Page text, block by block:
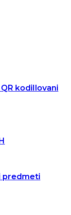
Ilovani
predmeti